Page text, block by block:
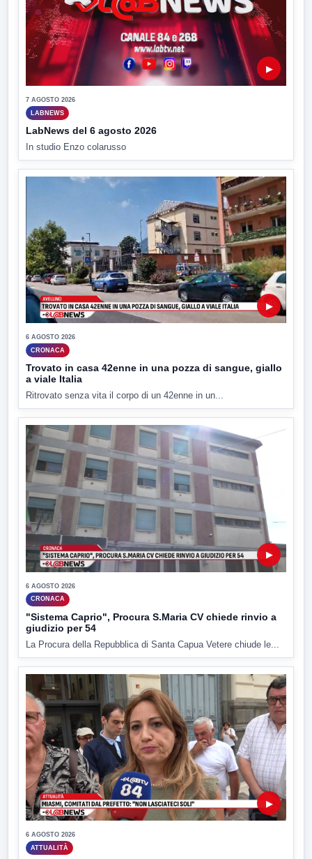
▶
7 AGOSTO 2026
LABNEWS
LabNews del 6 agosto 2026
In studio Enzo colarusso
▶
6 AGOSTO 2026
CRONACA
Trovato in casa 42enne in una pozza di sangue, giallo
a viale Italia
Ritrovato senza vita il corpo di un 42enne in un...
▶
6 AGOSTO 2026
CRONACA
"Sistema Caprio", Procura S.Maria CV chiede rinvio a
giudizio per 54
La Procura della Repubblica di Santa Capua Vetere chiude le...
▶
6 AGOSTO 2026
ATTUALITÀ